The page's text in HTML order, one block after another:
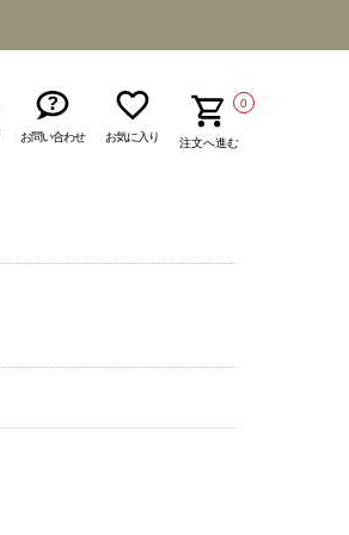
お問い合わせ お気に入り
0
注文へ進む